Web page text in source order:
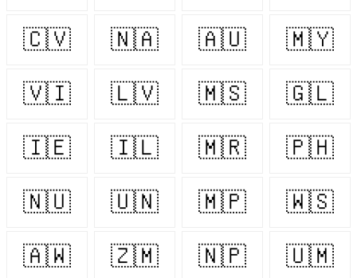
🇨🇻 🇳🇦 🇦🇺 🇲🇾
🇻🇮 🇱🇻 🇲🇸 🇬🇱
🇮🇪 🇮🇱 🇲🇷 🇵🇭
🇳🇺 🇺🇳 🇲🇵 🇼🇸
🇦🇼 🇿🇲 🇳🇵 🇺🇲